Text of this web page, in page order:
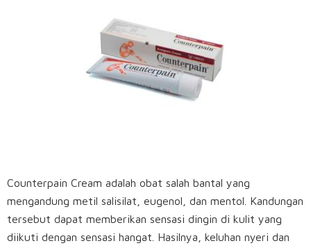
Counterpain Cream adalah obat salah bantal yang
mengandung metil salisilat, eugenol, dan mentol. Kandungan
tersebut dapat memberikan sensasi dingin di kulit yang
diikuti dengan sensasi hangat. Hasilnya, keluhan nyeri dan